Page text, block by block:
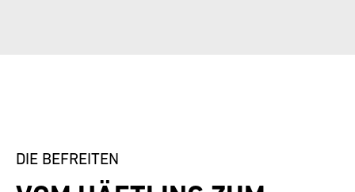
DIE BEFREITEN